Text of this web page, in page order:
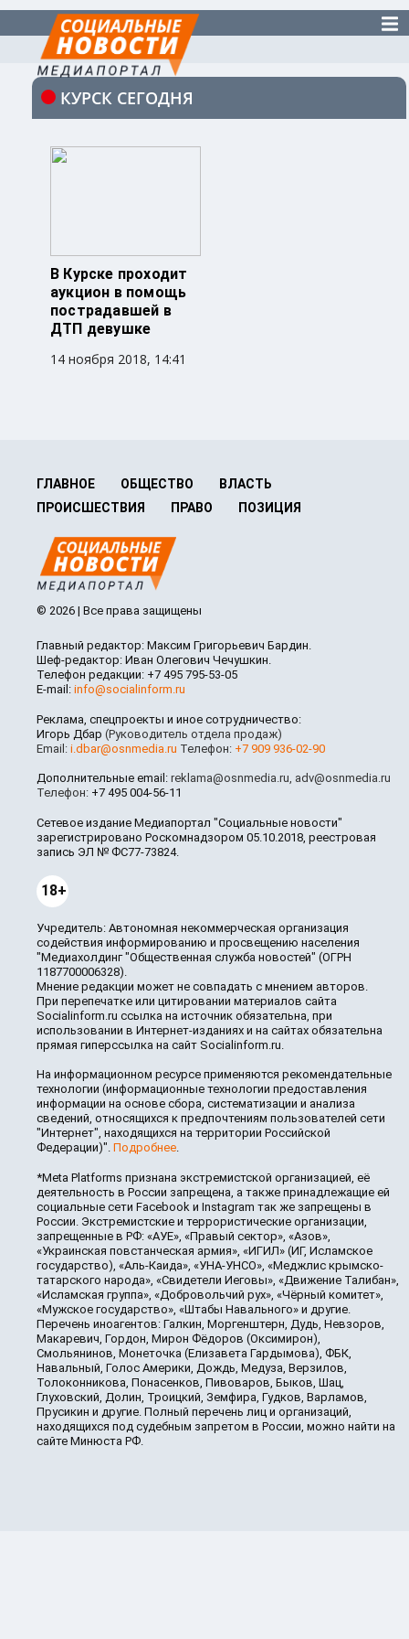
КУРСК СЕГОДНЯ
В Курске проходит
аукцион в помощь
пострадавшей в
ДТП девушке
14 ноября 2018, 14:41
ГЛАВНОЕ ОБЩЕСТВО
ВЛАСТЬ
ПРОИСШЕСТВИЯ
ПРАВО ПОЗИЦИЯ
© 2026 | Все права защищены
Главный редактор: Максим Григорьевич Бардин.
Шеф-редактор: Иван Олегович Чечушкин.
Телефон редакции: +7 495 795-53-05
E-mail: info@socialinform.ru
Реклама, спецпроекты и иное сотрудничество:
Игорь Дбар (Руководитель отдела продаж)
Email: i.dbar@osnmedia.ru Телефон: +7 909 936-02-90
Дополнительные email: reklama@osnmedia.ru, adv@osnmedia.ru
Телефон: +7 495 004-56-11
Сетевое издание Медиапортал "Социальные новости"
зарегистрировано Роскомнадзором 05.10.2018, реестровая
запись ЭЛ № ФС77-73824.
18+
Учредитель: Автономная некоммерческая организация
содействия информированию и просвещению населения
"Медиахолдинг "Общественная служба новостей" (ОГРН
1187700006328).
Мнение редакции может не совпадать с мнением авторов.
При перепечатке или цитировании материалов сайта
Socialinform.ru ссылка на источник обязательна, при
использовании в Интернет-изданиях и на сайтах обязательна
прямая гиперссылка на сайт Socialinform.ru.
На информационном ресурсе применяются рекомендательные
технологии (информационные технологии предоставления
информации на основе сбора, систематизации и анализа
сведений, относящихся к предпочтениям пользователей сети
"Интернет", находящихся на территории Российской
Федерации)". Подробнее.
*Meta Platforms признана экстремистской организацией, её
деятельность в России запрещена, а также принадлежащие ей
социальные сети Facebook и Instagram так же запрещены в
России. Экстремистские и террористические организации,
запрещенные в РФ: «АУЕ», «Правый сектор», «Азов»,
«Украинская повстанческая армия», «ИГИЛ» (ИГ, Исламское
государство), «Аль-Каида», «УНА-УНСО», «Меджлис крымско-
татарского народа», «Свидетели Иеговы», «Движение Талибан»,
«Исламская группа», «Добровольчий рух», «Чёрный комитет»,
«Мужское государство», «Штабы Навального» и другие.
Перечень иноагентов: Галкин, Моргенштерн, Дудь, Невзоров,
Макаревич, Гордон, Мирон Фёдоров (Оксимирон),
Смольянинов, Монеточка (Елизавета Гардымова), ФБК,
Навальный, Голос Америки, Дождь, Медуза, Верзилов,
Толоконникова, Понасенков, Пивоваров, Быков, Шац,
Глуховский, Долин, Троицкий, Земфира, Гудков, Варламов,
Прусикин и другие. Полный перечень лиц и организаций,
находящихся под судебным запретом в России, можно найти на
сайте Минюста РФ.